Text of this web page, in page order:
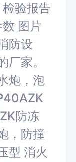
验报告
图片
防设
厂家。
炮，泡
防冻
，防撞
型 消火